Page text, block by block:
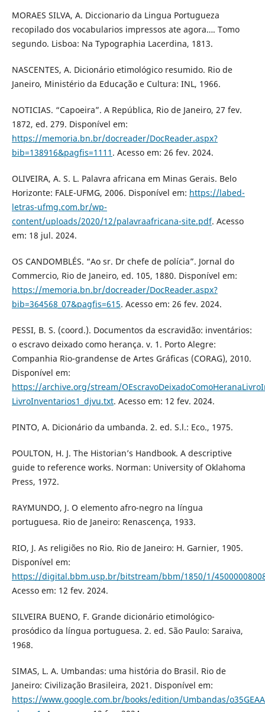
MORAES SILVA, A. Diccionario da Lingua Portugueza
recopilado dos vocabularios impressos ate agora…. Tomo
segundo. Lisboa: Na Typographia Lacerdina, 1813.
NASCENTES, A. Dicionário etimológico resumido. Rio de
Janeiro, Ministério da Educação e Cultura: INL, 1966.
NOTICIAS. “Capoeira”. A República, Rio de Janeiro, 27 fev.
1872, ed. 279. Disponível em:
https://memoria.bn.br/docreader/DocReader.aspx?
bib=138916&pagfis=1111 . Acesso em: 26 fev. 2024.
OLIVEIRA, A. S. L. Palavra africana em Minas Gerais. Belo
Horizonte: FALE-UFMG, 2006. Disponível em: https://labed-
letras-ufmg.com.br/wp-
content/uploads/2020/12/palavraafricana-site.pdf. Acesso
em: 18 jul. 2024.
OS CANDOMBLÉS. “Ao sr. Dr chefe de polícia”. Jornal do
Commercio, Rio de Janeiro, ed. 105, 1880. Disponível em:
https://memoria.bn.br/docreader/DocReader.aspx?
bib=364568_07&pagfis=615. Acesso em: 26 fev. 2024.
PESSI, B. S. (coord.). Documentos da escravidão: inventários:
o escravo deixado como herança. v. 1. Porto Alegre:
Companhia Rio-grandense de Artes Gráficas (CORAG), 2010.
Disponível em:
https://archive.org/stream/
LivroInventarios1_djvu.txt. Acesso em: 12 fev. 2024.
PINTO, A. Dicionário da umbanda. 2. ed. S.l.: Eco., 1975.
POULTON, H. J. The Historian’s Handbook. A descriptive
guide to reference works. Norman: University of Oklahoma
Press, 1972.
RAYMUNDO, J. O elemento afro-negro na língua
portuguesa. Rio de Janeiro: Renascença, 1933.
RIO, J. As religiões no Rio. Rio de Janeiro: H. Garnier, 1905.
Disponível em:
https://digital.bbm.usp.br/bitstream/bbm/1850/1/
Acesso em: 12 fev. 2024.
SILVEIRA BUENO, F. Grande dicionário etimológico-
prosódico da língua portuguesa. 2. ed. São Paulo: Saraiva,
1968.
SIMAS, L. A. Umbandas: uma história do Brasil. Rio de
Janeiro: Civilização Brasileira, 2021. Disponível em:
https://www.google.com.br/books/edition/Umbandas/